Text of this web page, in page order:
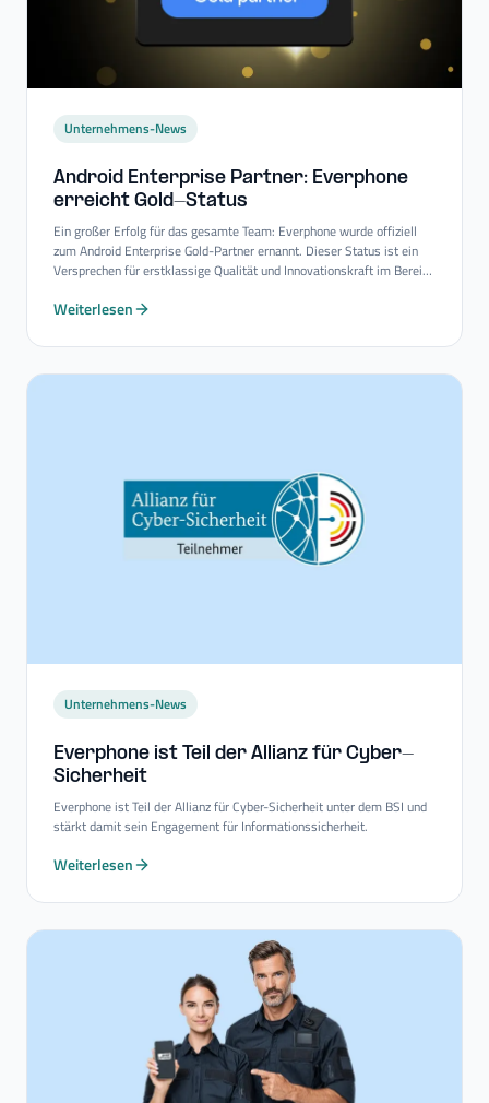
Unternehmens-News
Android Enterprise Partner: Everphone
erreicht Gold-​Status
Ein großer Erfolg für das gesamte Team: Everphone wurde offiziell
zum Android Enterprise Gold-Partner ernannt. Dieser Status ist ein
Versprechen für erstklassige Qualität und Innovationskraft im Bereich
Weiterlesen
Unternehmens-News
Everphone ist Teil der Allianz für Cyber-​
Sicherheit
Everphone ist Teil der Allianz für Cyber-Sicherheit unter dem BSI und
stärkt damit sein Engagement für Informationssicherheit.
Weiterlesen